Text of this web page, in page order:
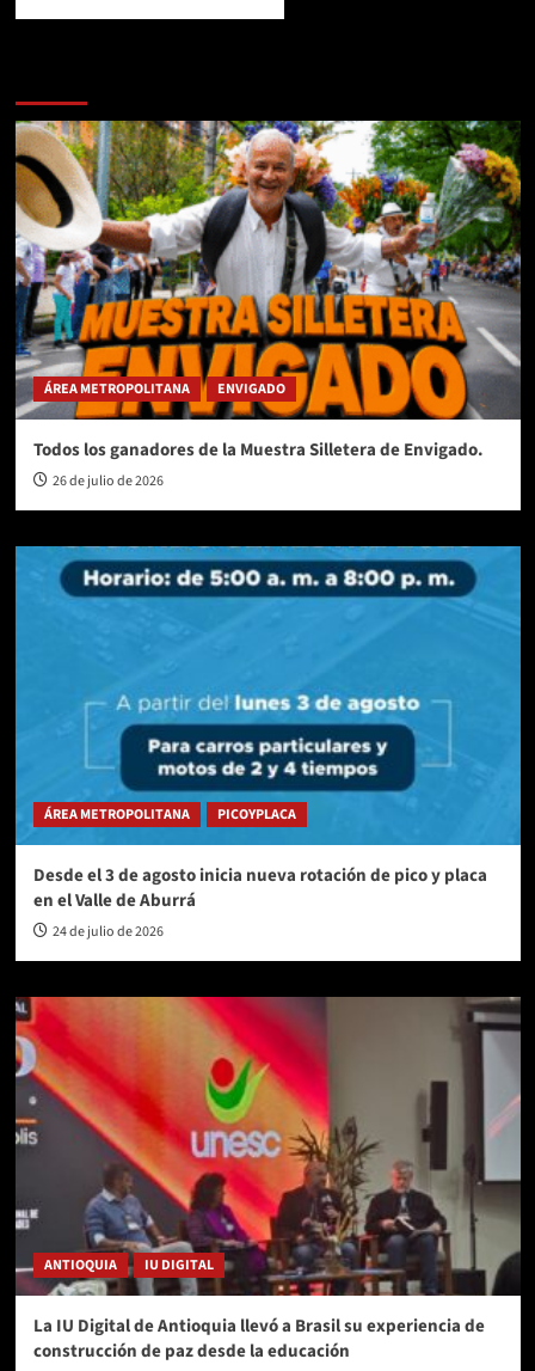
ÁREA METROPOLITANA ENVIGADO
Todos los ganadores de la Muestra Silletera de Envigado.
26 de julio de 2026
ÁREA METROPOLITANA PICOYPLACA
Desde el 3 de agosto inicia nueva rotación de pico y placa
en el Valle de Aburrá
24 de julio de 2026
ANTIOQUIA IU DIGITAL
La IU Digital de Antioquia llevó a Brasil su experiencia de
construcción de paz desde la educación